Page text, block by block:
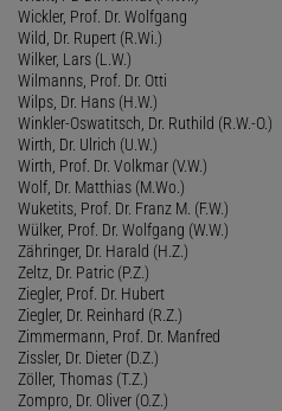
Wickler, Prof. Dr. Wolfgang
Wild, Dr. Rupert (R.Wi.)
Wilker, Lars (L.W.)
Wilmanns, Prof. Dr. Otti
Wilps, Dr. Hans (H.W.)
Winkler-Oswatitsch, Dr. Ruthild (R.W.-O.)
Wirth, Dr. Ulrich (U.W.)
Wirth, Prof. Dr. Volkmar (V.W.)
Wolf, Dr. Matthias (M.Wo.)
Wuketits, Prof. Dr. Franz M. (F.W.)
Wülker, Prof. Dr. Wolfgang (W.W.)
Zähringer, Dr. Harald (H.Z.)
Zeltz, Dr. Patric (P.Z.)
Ziegler, Prof. Dr. Hubert
Ziegler, Dr. Reinhard (R.Z.)
Zimmermann, Prof. Dr. Manfred
Zissler, Dr. Dieter (D.Z.)
Zöller, Thomas (T.Z.)
Zompro, Dr. Oliver (O.Z.)